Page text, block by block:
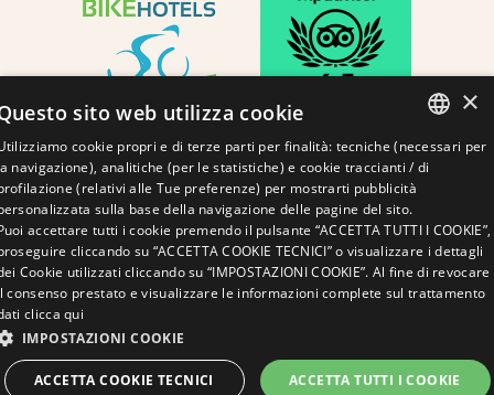
fatto con amore dalle persone di
Questo sito è protetto da reCAPTCHA e si
applicano le
Norme sulla
privacy
e
Termini di
servizio
di
Google
RICHIEDI UN
PREVENTIVO
DISPONIBILITÀ
ITALIAN
ENGLISH
GERMAN
FRENCH
×
sito web utilizza cookie
cookie propri e di terze parti per finalità: tecniche (necessari per
navigazione), analitiche (per le statistiche) e cookie traccianti / di
(relativi alle Tue preferenze) per mostrarti pubblicità
sulla base della navigazione delle pagine del sito.
accettare tutti i cookie premendo il pulsante “ACCETTA TUTTI I COOKIE”,
cliccando su “ACCETTA COOKIE TECNICI” o visualizzare i dettagli
Cookie utilizzati cliccando su “IMPOSTAZIONI COOKIE”. Al fine di revocare
consenso prestato e visualizzare le informazioni complete sul trattamento
clicca qui
IMPOSTAZIONI COOKIE
ACCETTA TUTTI I COOKIE
ACCETTA COOKIE TECNICI